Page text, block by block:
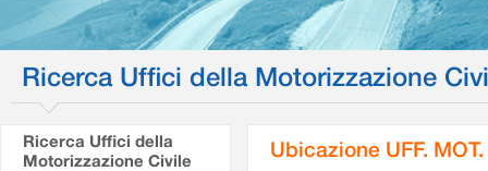
Ricerca Uffici della Motorizzazione
Ricerca Uffici della
Motorizzazione Civile
Ubicazione UFF.